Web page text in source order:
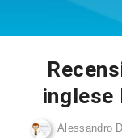
inglese
Alessandro